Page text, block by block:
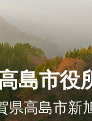
島市役
県高島市新